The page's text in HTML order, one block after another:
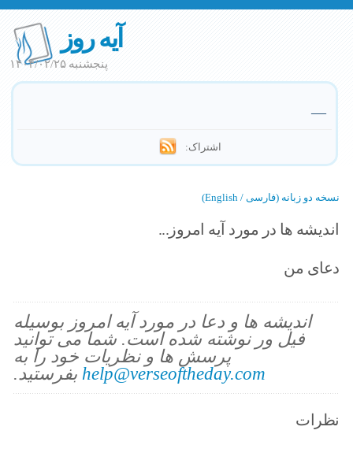
آیه روز
پنجشنبه ۱۴۰۴/۰۲/۲۵
—
اشتراک:
نسخه دو زبانه (فارسی / English)
اندیشه ها در مورد آیه امروز...
دعای من
اندیشه ها و دعا در مورد آیه امروز بوسیله
فیل ور نوشته شده است. شما می توانید
پرسش ها و نظریات خود را به
help@verseoftheday.com بفرستید.
نظرات